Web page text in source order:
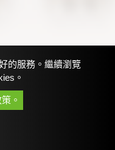
的服務。繼續瀏覽
。
。